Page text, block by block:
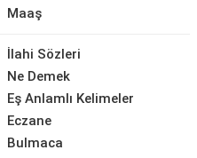
Maaş
İlahi Sözleri
Ne Demek
Eş Anlamlı Kelimeler
Eczane
Bulmaca